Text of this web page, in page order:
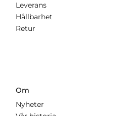
Leverans
Hållbarhet
Retur
Om
Nyheter